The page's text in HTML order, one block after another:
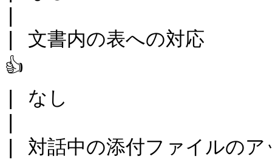
| 文書内の表への対応
👍
| なし
| 対話中の添付ファイルの